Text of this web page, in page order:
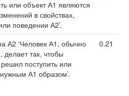
или объект А1 являются
в свойствах,
поведении А2’.
А2 ‘Человек А1, обычно
делает так, чтобы
поступить или
А1 образом’.
0.21